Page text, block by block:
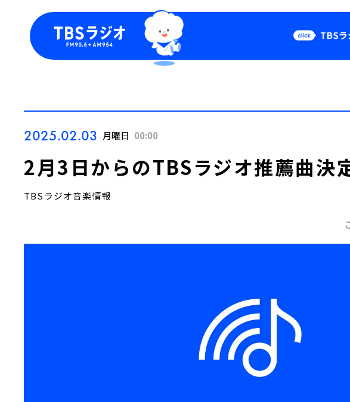
Podcast
2025.02.03 月曜日 00:00
2月3日からのTBSラジオ推薦曲決定
TBSラジオ音楽情報